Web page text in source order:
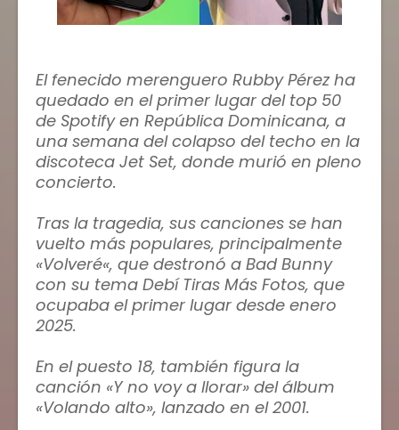
El fenecido merenguero Rubby Pérez ha
quedado en el primer lugar del top 50
de Spotify en República Dominicana, a
una semana del colapso del techo en la
discoteca Jet Set, donde murió en pleno
concierto.
Tras la tragedia, sus canciones se han
vuelto más populares, principalmente
«Volveré«, que destronó a Bad Bunny
con su tema Debí Tiras Más Fotos, que
ocupaba el primer lugar desde enero
2025.
En el puesto 18, también figura la
canción «Y no voy a llorar» del álbum
«Volando alto», lanzado en el 2001.